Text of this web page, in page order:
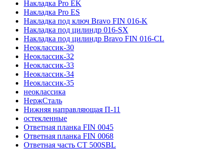
Накладка Pro EK
Накладка Pro ES
Накладка под ключ Bravo FIN 016-K
Накладка под цилиндр 016-SX
Накладка под цилиндр Bravo FIN 016-СL
Неоклассик-30
Неоклассик-32
Неоклассик-33
Неоклассик-34
Неоклассик-35
неоклассика
НержСталь
Нижняя направляющая П-11
остекленные
Ответная планка FIN 0045
Ответная планка FIN 0068
Ответная часть СТ 500SBL